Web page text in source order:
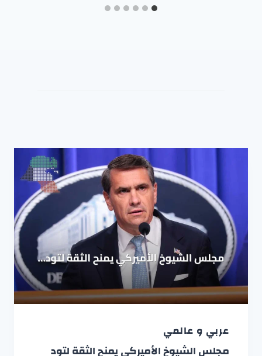
عربي و عالمي
مجلس الشيوخ الأميركي يمنح الثقة لتود